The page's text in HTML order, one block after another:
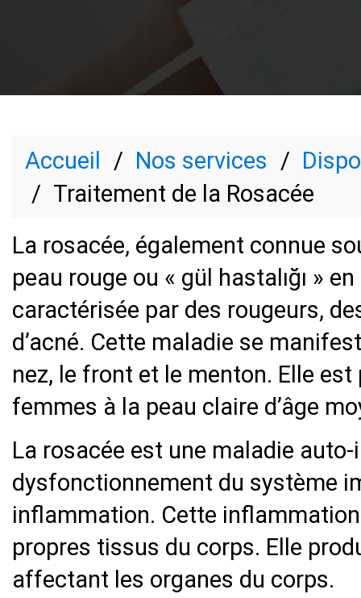
Accueil Nos services
Traitement de la Rosacée
La rosacée, également connue
peau rouge ou « gül hastalığı »
caractérisée par des rougeurs,
d’acné. Cette maladie se
nez, le front et le menton. Elle
femmes à la peau claire d’âge
La rosacée est une maladie
dysfonctionnement du système
inflammation. Cette
propres tissus du corps. Elle
affectant les organes du corps.